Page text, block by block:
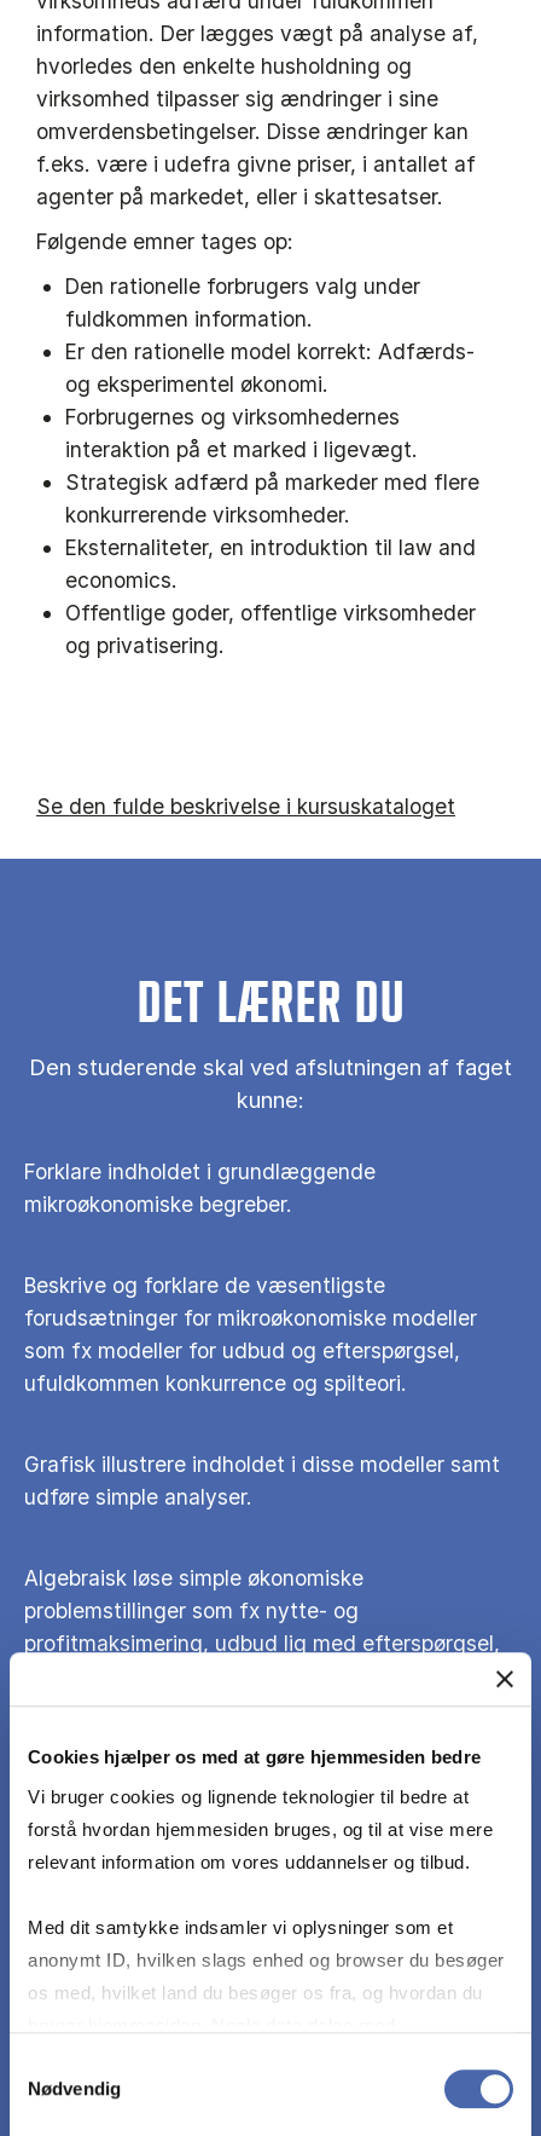
Cookies hjælper os med at gøre hjemmesiden bedre
Vi bruger cookies og lignende teknologier til bedre at
forstå hvordan hjemmesiden bruges, og til at vise mere
relevant information om vores uddannelser og tilbud.
Med dit samtykke indsamler vi oplysninger som et
anonymt ID, hvilken slags enhed og browser du besøger
os med, hvilket land du besøger os fra, og hvordan du
markedsføring. Du bestemmer selv - og kan altid trække
Nødvendig
information. Der lægges vægt på analyse af,
hvorledes den enkelte husholdning og
virksomhed tilpasser sig ændringer i sine
omverdensbetingelser. Disse ændringer kan
f.eks. være i udefra givne priser, i antallet af
agenter på markedet, eller i skattesatser.
Følgende emner tages op:
Den rationelle forbrugers valg under
fuldkommen information.
Er den rationelle model korrekt: Adfærds-
og eksperimentel økonomi.
Forbrugernes og virksomhedernes
interaktion på et marked i ligevægt.
Strategisk adfærd på markeder med flere
konkurrerende virksomheder.
Eksternaliteter, en introduktion til law and
economics.
Offentlige goder, offentlige virksomheder
og privatisering.
Se den fulde beskrivelse i kursuskataloget
DET LÆRER DU
Den studerende skal ved afslutningen af faget
kunne:
Forklare indholdet i grundlæggende
mikroøkonomiske begreber.
Beskrive og forklare de væsentligste
forudsætninger for mikroøkonomiske modeller
som fx modeller for udbud og efterspørgsel,
ufuldkommen konkurrence og spilteori.
Grafisk illustrere indholdet i disse modeller samt
udføre simple analyser.
Algebraisk løse simple økonomiske
problemstillinger som fx nytte- og
profitmaksimering, udbud lig med efterspørgsel,
samt algebraisk at bestemme ligevægtsværdier
af økonomiske variable som fx pris, mængde og
Vurdere hvorvidt en angivet løsning til en
økonomisk problemstilling er plausibel.
Analysere et økonomisk problem fra flere sider og
fremføre argumenter for og imod
væsentlige aktuelle politikspørgsmål relateret til